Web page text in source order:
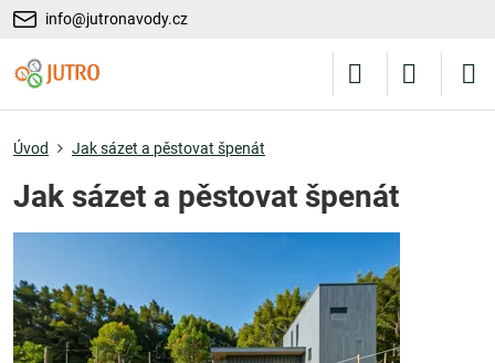
info@jutronavody.cz
Úvod Jak sázet a pěstovat špenát
Jak sázet a pěstovat špenát